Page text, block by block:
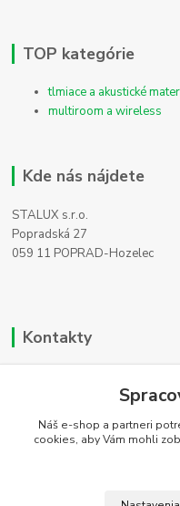
TOP kategórie
tlmiace a akustické
multiroom a wireless
Kde nás nájdete
STALUX s.r.o.
Popradská 27
059 11 POPRAD-Hozelec
Kontakty
+421 911 990 200
info@homehifi.sk
Náš e-shop a partneri
cookies, aby Vám mohli